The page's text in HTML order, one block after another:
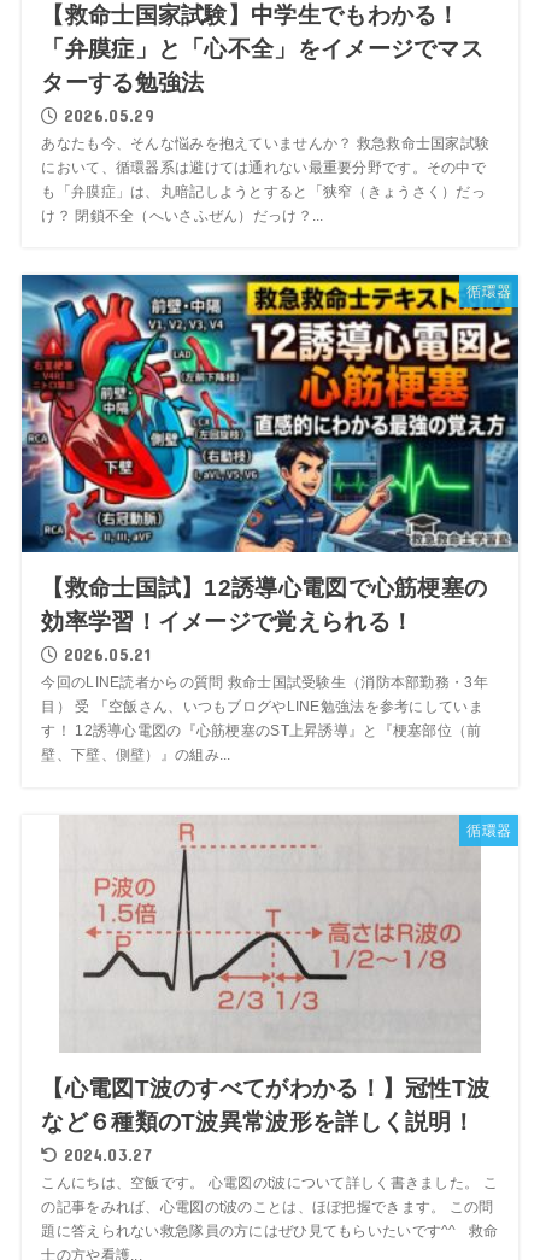
【救命士国家試験】中学生でもわかる！
「弁膜症」と「心不全」をイメージでマス
ターする勉強法
2026.05.29
あなたも今、そんな悩みを抱えていませんか？ 救急救命士国家試験
において、循環器系は避けては通れない最重要分野です。その中で
も「弁膜症」は、丸暗記しようとすると「狭窄（きょうさく）だっ
け？ 閉鎖不全（へいさふぜん）だっけ？...
循環器
【救命士国試】12誘導心電図で心筋梗塞の
効率学習！イメージで覚えられる！
2026.05.21
今回のLINE読者からの質問 救命士国試受験生（消防本部勤務・3年
目） 受 「空飯さん、いつもブログやLINE勉強法を参考にしていま
す！ 12誘導心電図の『心筋梗塞のST上昇誘導』と『梗塞部位（前
壁、下壁、側壁）』の組み...
循環器
【心電図T波のすべてがわかる！】冠性T波
など６種類のT波異常波形を詳しく説明！
2024.03.27
こんにちは、空飯です。 心電図のt波について詳しく書きました。 こ
の記事をみれば、心電図のt波のことは、ほぼ把握できます。 この問
題に答えられない救急隊員の方にはぜひ見てもらいたいです^^ 救命
士の方や看護...